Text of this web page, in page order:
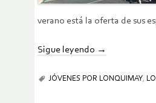
verano está la oferta de sus
Sigue leyendo →
JÓVENES POR LONQUIMAY,